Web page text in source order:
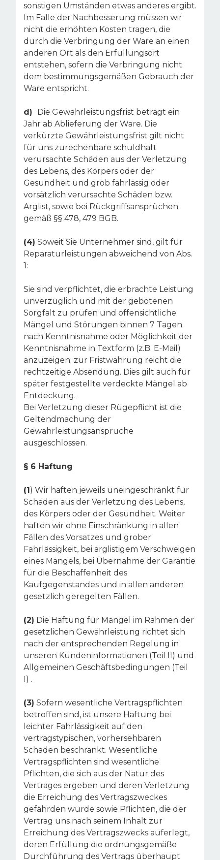
sonstigen Umständen etwas anderes ergibt.
Im Falle der Nachbesserung müssen wir
nicht die erhöhten Kosten tragen, die
durch die Verbringung der Ware an einen
anderen Ort als den Erfüllungsort
entstehen, sofern die Verbringung nicht
dem bestimmungsgemäßen Gebrauch der
Ware entspricht.
d) Die Gewährleistungsfrist beträgt ein
Jahr ab Ablieferung der Ware. Die
verkürzte Gewährleistungsfrist gilt nicht
für uns zurechenbare schuldhaft
verursachte Schäden aus der Verletzung
des Lebens, des Körpers oder der
Gesundheit und grob fahrlässig oder
vorsätzlich verursachte Schäden bzw.
Arglist, sowie bei Rückgriffsansprüchen
gemäß §§ 478, 479 BGB.
(4) Soweit Sie Unternehmer sind, gilt für
Reparaturleistungen abweichend von Abs.
1:
Sie sind verpflichtet, die erbrachte Leistung
unverzüglich und mit der gebotenen
Sorgfalt zu prüfen und offensichtliche
Mängel und Störungen binnen 7 Tagen
nach Kenntnisnahme oder Möglichkeit der
Kenntnisnahme in Textform (z.B. E-Mail)
anzuzeigen; zur Fristwahrung reicht die
rechtzeitige Absendung. Dies gilt auch für
später festgestellte verdeckte Mängel ab
Entdeckung.
Bei Verletzung dieser Rügepflicht ist die
Geltendmachung der
Gewährleistungsansprüche
ausgeschlossen.
§ 6 Haftung
(1) Wir haften jeweils uneingeschränkt für
Schäden aus der Verletzung des Lebens,
des Körpers oder der Gesundheit. Weiter
haften wir ohne Einschränkung in allen
Fällen des Vorsatzes und grober
Fahrlässigkeit, bei arglistigem Verschweigen
eines Mangels, bei Übernahme der Garantie
für die Beschaffenheit des
Kaufgegenstandes und in allen anderen
gesetzlich geregelten Fällen.
(2) Die Haftung für Mängel im Rahmen der
gesetzlichen Gewährleistung richtet sich
nach der entsprechenden Regelung in
unseren Kundeninformationen (Teil II) und
Allgemeinen Geschäftsbedingungen (Teil
I) .
(3) Sofern wesentliche Vertragspflichten
betroffen sind, ist unsere Haftung bei
leichter Fahrlässigkeit auf den
vertragstypischen, vorhersehbaren
Schaden beschränkt. Wesentliche
Vertragspflichten sind wesentliche
Pflichten, die sich aus der Natur des
Vertrages ergeben und deren Verletzung
die Erreichung des Vertragszweckes
gefährden würde sowie Pflichten, die der
Vertrag uns nach seinem Inhalt zur
Erreichung des Vertragszwecks auferlegt,
deren Erfüllung die ordnungsgemäße
Durchführung des Vertrags überhaupt